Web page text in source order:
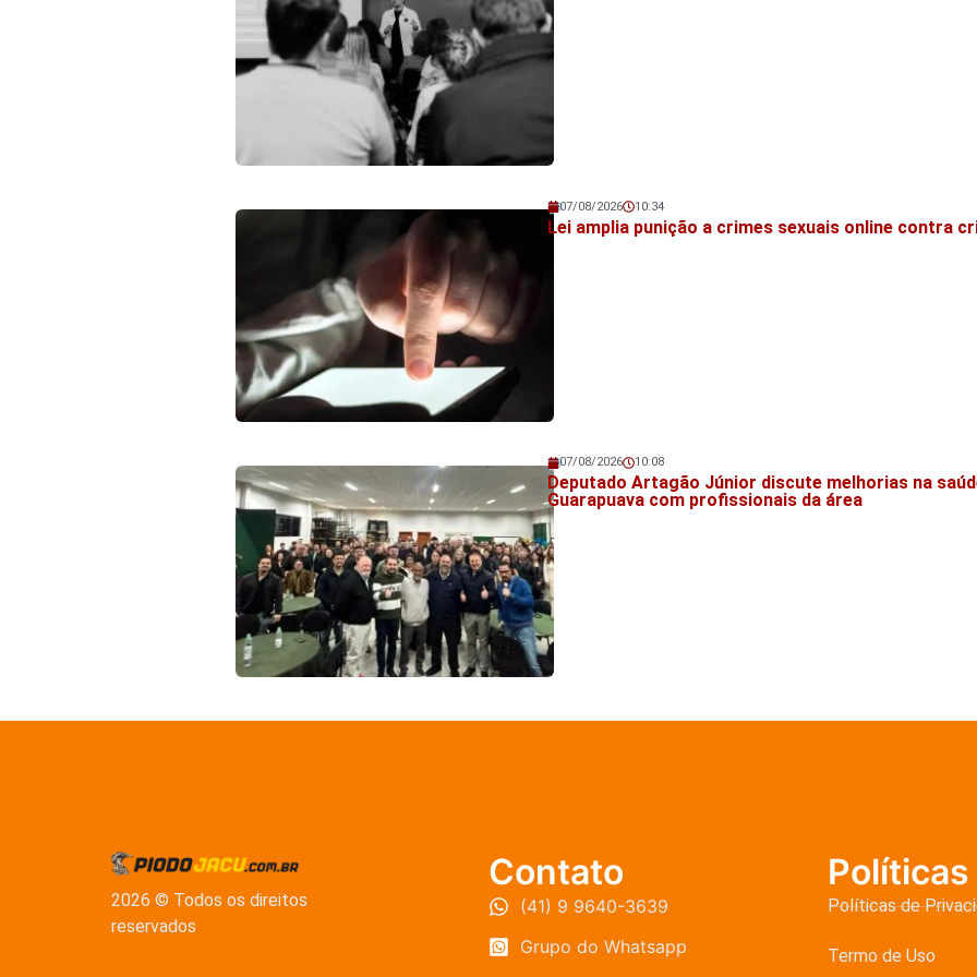
Veja também!
07/08/2026 10:34
Lei amplia punição a crimes sexuais online contra
Veja também!
07/08/2026 10:08
Deputado Artagão Júnior discute melhorias na
Guarapuava com profissionais da área
2026 © Todos os direitos
reservados
Contato
(41) 9 9640-3639
Grupo do Whatsapp
Políticas
Políticas de
Termo de Uso